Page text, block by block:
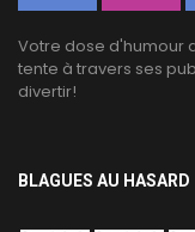
Votre dose d'humour
tente à travers ses
divertir!
BLAGUES AU HASARD